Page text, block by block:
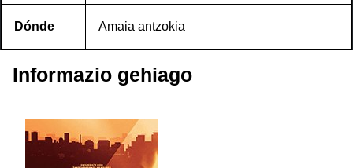
Dónde Amaia antzokia
Informazio gehiago